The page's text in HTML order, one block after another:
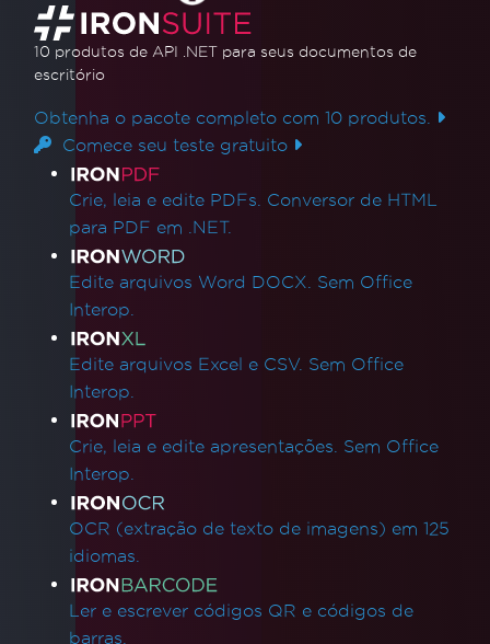
10 produtos de API .NET para seus documentos de
escritório
Obtenha o pacote completo com 10 produtos.
Comece seu teste gratuito
Links de produtos
Crie, leia e edite PDFs. Conversor de HTML
para PDF em .NET.
Edite arquivos Word DOCX. Sem Office
Interop.
Edite arquivos Excel e CSV. Sem Office
Interop.
Crie, leia e edite apresentações. Sem Office
Interop.
OCR (extração de texto de imagens) em 125
idiomas.
Ler e escrever códigos QR e códigos de
barras.